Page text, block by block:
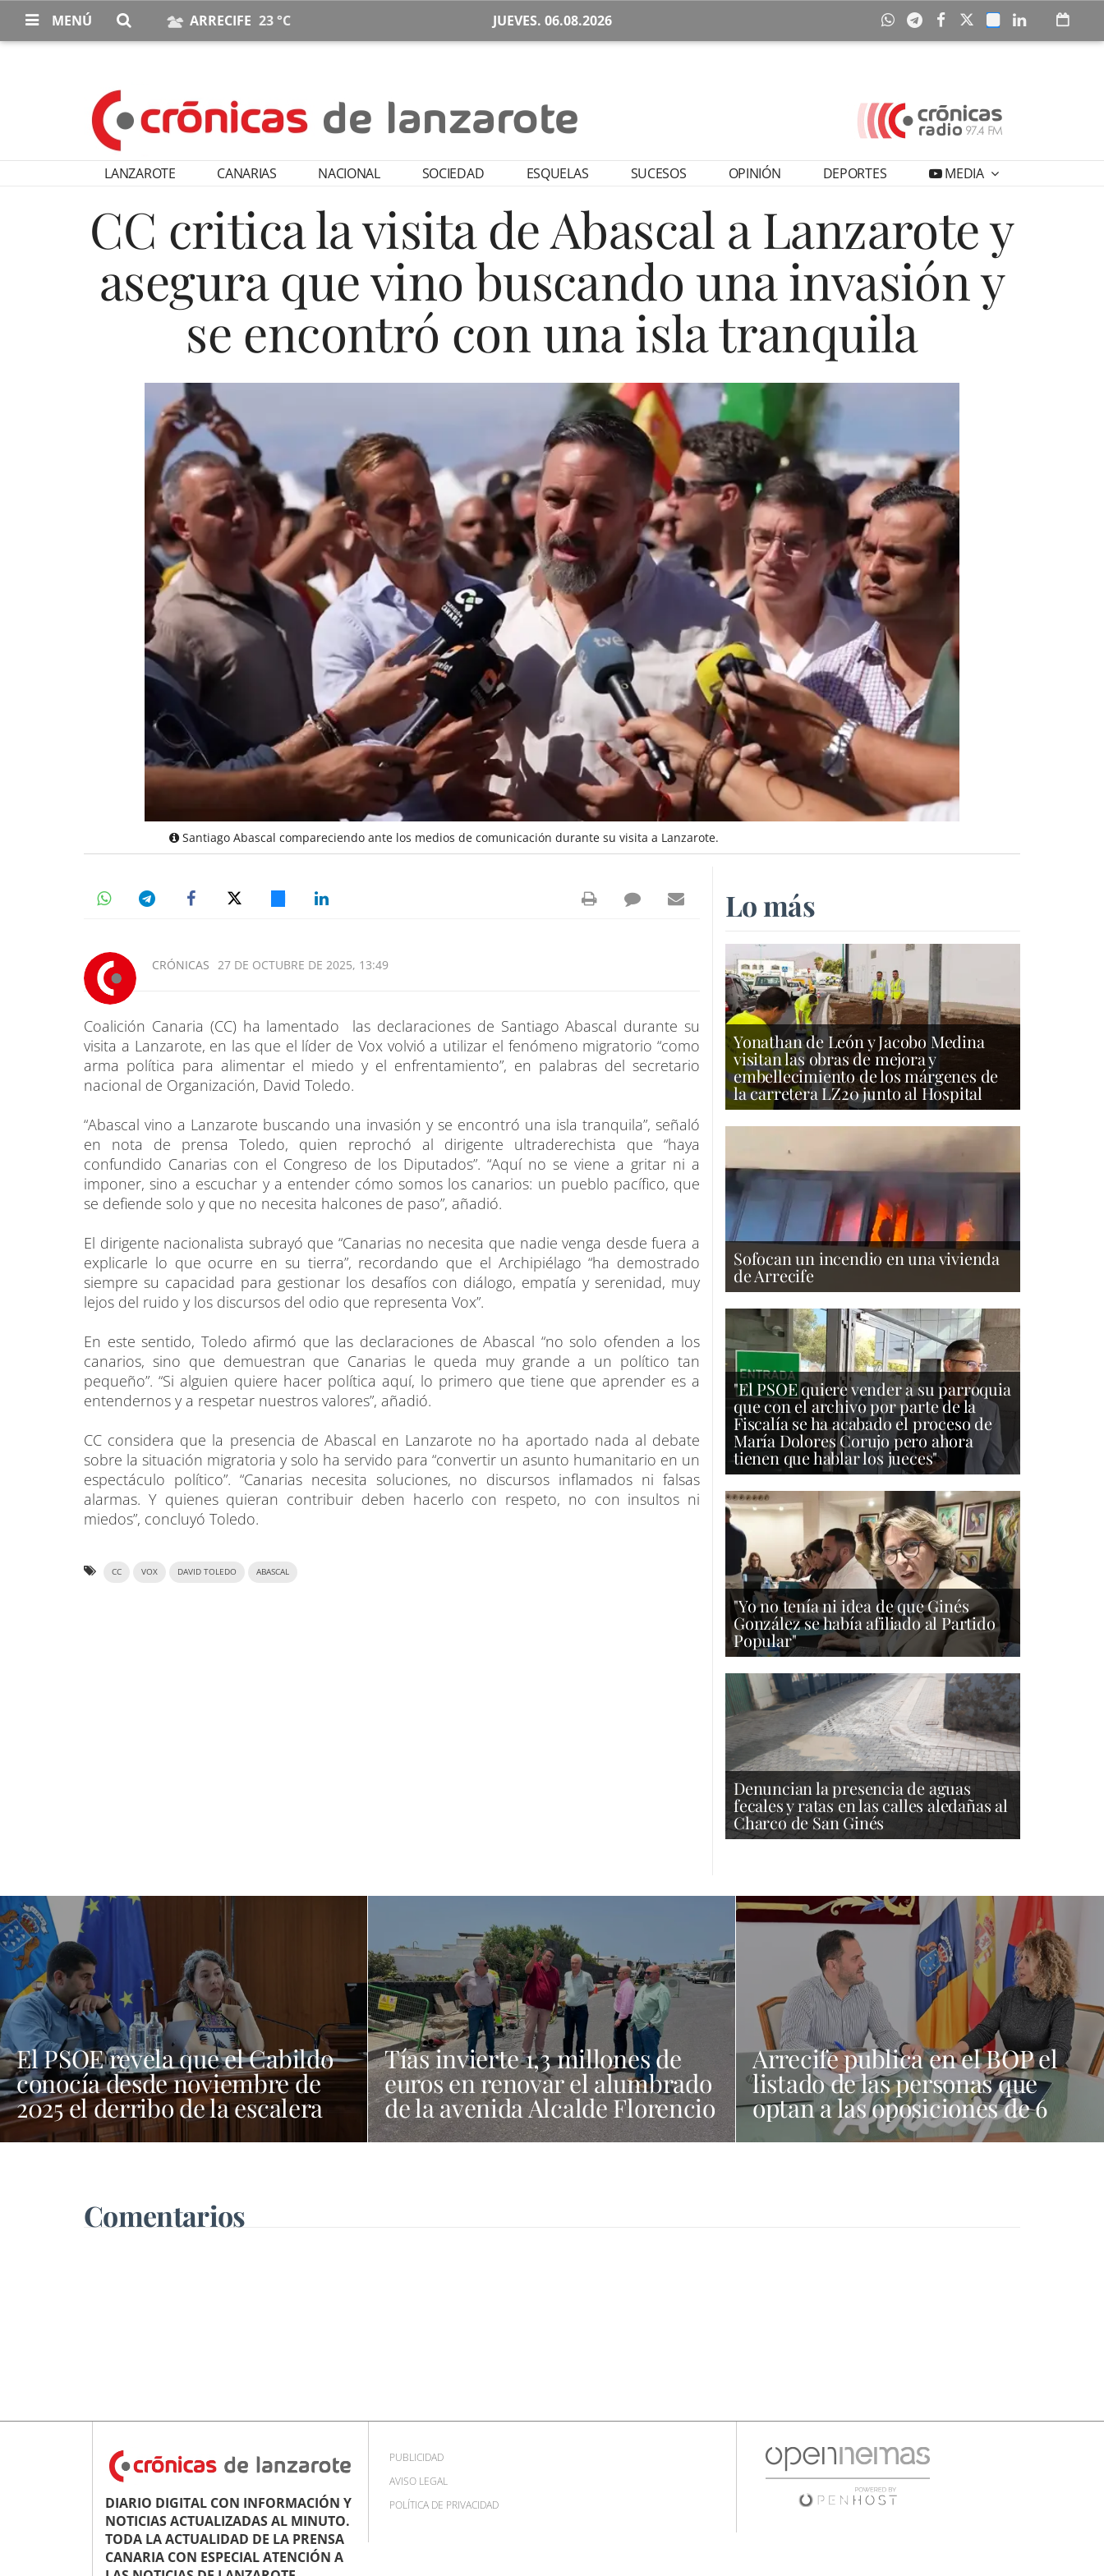
MENÚ ARRECIFE 23 °C JUEVES. 06.08.2026
LANZAROTE CANARIAS NACIONAL SOCIEDAD ESQUELAS SUCESOS OPINIÓN DEPORTES MEDIA
CC critica la visita de Abascal a Lanzarote y
asegura que vino buscando una invasión y
se encontró con una isla tranquila
Santiago Abascal compareciendo ante los medios de comunicación durante su visita a Lanzarote.
CRÓNICAS 27 DE OCTUBRE DE 2025, 13:49
Coalición Canaria (CC) ha lamentado las declaraciones de Santiago Abascal durante su
visita a Lanzarote, en las que el líder de Vox volvió a utilizar el fenómeno migratorio “como
arma política para alimentar el miedo y el enfrentamiento”, en palabras del secretario
nacional de Organización, David Toledo.
“Abascal vino a Lanzarote buscando una invasión y se encontró una isla tranquila”, señaló
en nota de prensa Toledo, quien reprochó al dirigente ultraderechista que “haya
confundido Canarias con el Congreso de los Diputados”. “Aquí no se viene a gritar ni a
imponer, sino a escuchar y a entender cómo somos los canarios: un pueblo pacífico, que
se defiende solo y que no necesita halcones de paso”, añadió.
El dirigente nacionalista subrayó que “Canarias no necesita que nadie venga desde fuera a
explicarle lo que ocurre en su tierra”, recordando que el Archipiélago “ha demostrado
siempre su capacidad para gestionar los desafíos con diálogo, empatía y serenidad, muy
lejos del ruido y los discursos del odio que representa Vox”.
En este sentido, Toledo afirmó que las declaraciones de Abascal “no solo ofenden a los
canarios, sino que demuestran que Canarias le queda muy grande a un político tan
pequeño”. “Si alguien quiere hacer política aquí, lo primero que tiene que aprender es a
entendernos y a respetar nuestros valores”, añadió.
CC considera que la presencia de Abascal en Lanzarote no ha aportado nada al debate
sobre la situación migratoria y solo ha servido para “convertir un asunto humanitario en un
espectáculo político”. “Canarias necesita soluciones, no discursos inflamados ni falsas
alarmas. Y quienes quieran contribuir deben hacerlo con respeto, no con insultos ni
miedos”, concluyó Toledo.
CC VOX DAVID TOLEDO ABASCAL
Lo más
Yonathan de León y Jacobo Medina
visitan las obras de mejora y
embellecimiento de los márgenes de
la carretera LZ20 junto al Hospital
Sofocan un incendio en una vivienda
de Arrecife
"El PSOE quiere vender a su parroquia
que con el archivo por parte de la
Fiscalía se ha acabado el proceso de
María Dolores Corujo pero ahora
tienen que hablar los jueces"
"Yo no tenía ni idea de que Ginés
González se había afiliado al Partido
Popular"
Denuncian la presencia de aguas
fecales y ratas en las calles aledañas al
Charco de San Ginés
El PSOE revela que el Cabildo
conocía desde noviembre de
2025 el derribo de la escalera
de El Golfo
Tías invierte 1,3 millones de
euros en renovar el alumbrado
de la avenida Alcalde Florencio
Suárez y 31 calles aledañas
Arrecife publica en el BOP el
listado de las personas que
optan a las oposiciones de 6
plazas de trabajadores sociales
Comentarios
DIARIO DIGITAL CON INFORMACIÓN Y
NOTICIAS ACTUALIZADAS AL MINUTO.
TODA LA ACTUALIDAD DE LA PRENSA
CANARIA CON ESPECIAL ATENCIÓN A
PUBLICIDAD
AVISO LEGAL
POLÍTICA DE PRIVACIDAD